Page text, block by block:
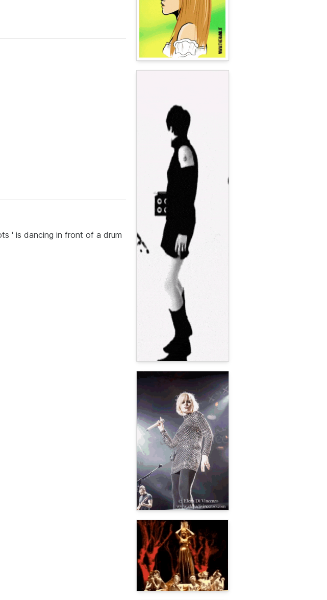
' is dancing in front of a drum